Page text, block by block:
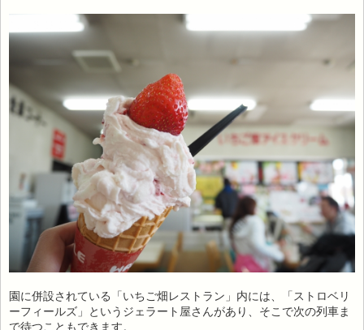
園に併設されている「いちご畑レストラン」内には、「ストロベリ
ーフィールズ」というジェラート屋さんがあり、そこで次の列車ま
で待つこともできます。